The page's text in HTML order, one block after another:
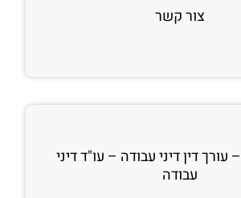
צור קשר
עורך דין דיני עבודה – עו"ד דיני
עבודה